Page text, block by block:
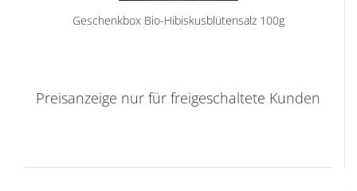
Geschenkbox Bio-Hibiskusblütensalz 100g
Preisanzeige nur für freigeschaltete Kunden